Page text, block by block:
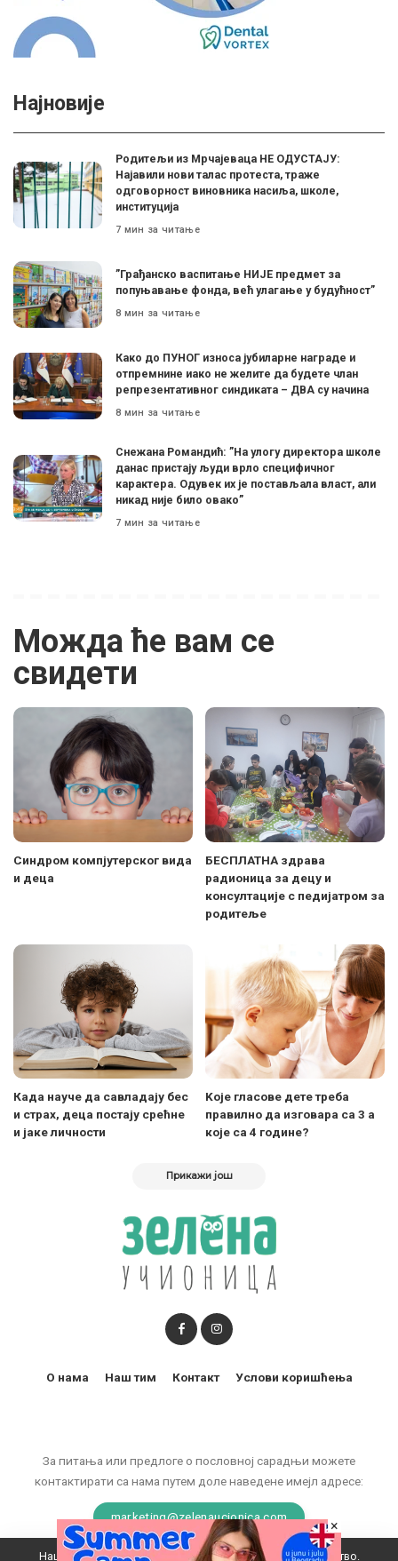
Најновије
Родитељи из Мрчајеваца НЕ ОДУСТАЈУ:
Најавили нови талас протеста, траже
одговорност виновника насиља, школе,
институција
7 мин за читање
”Грађанско васпитање НИЈЕ предмет за
попуњавање фонда, већ улагање у будућност”
8 мин за читање
Како до ПУНОГ износа јубиларне награде и
отпремнине иако не желите да будете члан
репрезентативног синдиката – ДВА су начина
8 мин за читање
Снежана Романдић: ”На улогу директора школе
данас пристају људи врло специфичног
карактера. Одувек их је постављала власт, али
никад није било овако”
7 мин за читање
Можда ће вам се
свидети
Синдром компјутерског вида
и деца
БЕСПЛАТНА здрава
радионица за децу и
консултације с педијатром за
родитеље
Када науче да савладају бес
и страх, деца постају срећне
и јаке личности
Kоје гласове дете треба
правилно да изговара са 3 а
које са 4 године?
Прикажи још
За питања или предлоге о пословној сарадњи можете
контактирати са нама путем доле наведене имејл адресе:
marketing@zelenaucionica.com
О нама Наш тим Контакт Услови коришћења
Наш вебсајт користи колачиће да побољша ваше искуство.
×